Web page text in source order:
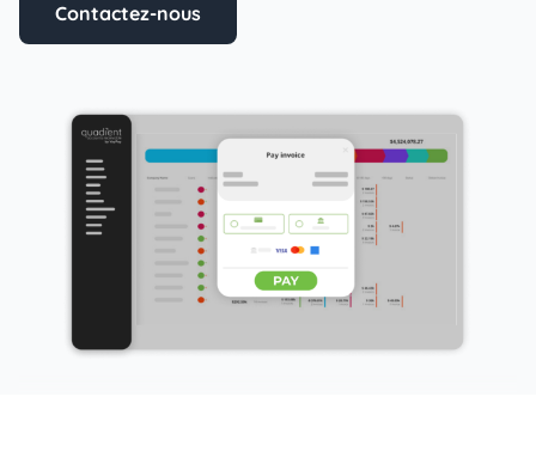
Contactez-nous